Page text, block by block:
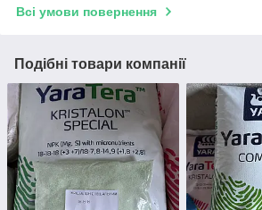
Всі умови повернення
Подібні товари компанії